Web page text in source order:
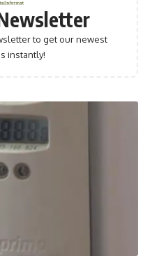
to get our newest
instantly!